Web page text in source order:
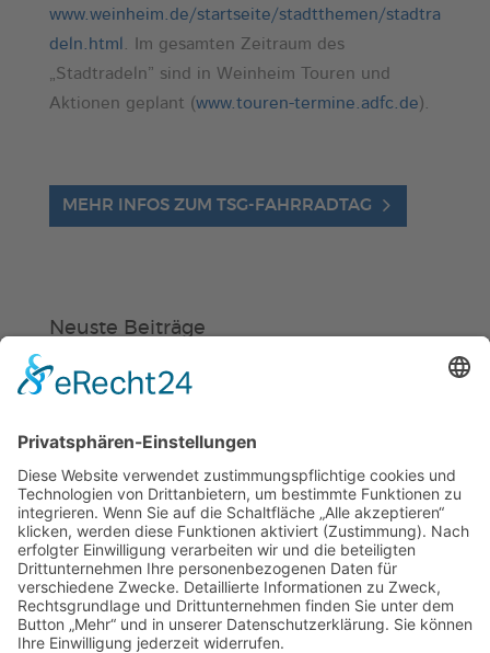
www.weinheim.de/startseite/stadtthemen/stadtra
deln.html . Im gesamten Zeitraum des
„Stadtradeln” sind in Weinheim Touren und
Aktionen geplant (www.touren-termine.adfc.de).
MEHR INFOS ZUM TSG-FAHRRADTAG
Neuste Beiträge
Verein
ab 13 Uhr geschlossen
„Am Ende bekommt jeder ein
Schwimmabzeichen“
Sommercamps: Fußball, Tanz oder
Hockey